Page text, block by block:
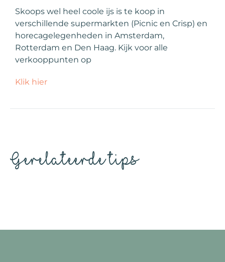
Skoops wel heel coole ijs is te koop in
verschillende supermarkten (Picnic en Crisp) en
horecagelegenheden in Amsterdam,
Rotterdam en Den Haag. Kijk voor alle
verkooppunten op
Klik hier
Gerelateerde tips